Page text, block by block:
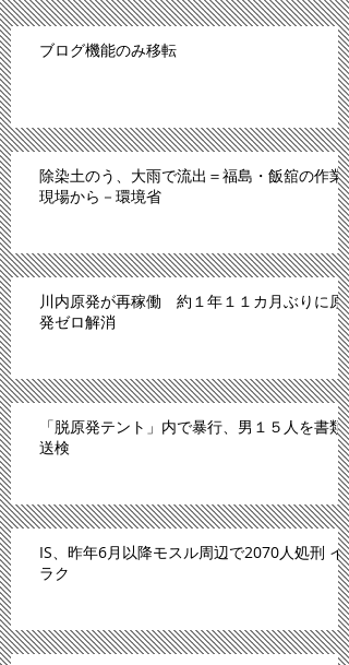
ブログ機能のみ移転
除染土のう、大雨で流出＝福島・飯舘の作業
現場から－環境省
川内原発が再稼働 約１年１１カ月ぶりに原
発ゼロ解消
「脱原発テント」内で暴行、男１５人を書類
送検
IS、昨年6月以降モスル周辺で2070人処刑 イ
ラク